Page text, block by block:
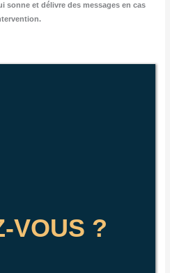
sonne et délivre des mes­sages en cas
VOUS ?